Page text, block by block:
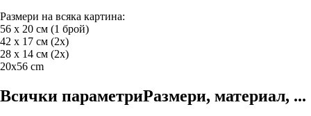
Размери на всяка картина:
56 x 20 см (1 брой)
42 x 17 см (2х)
28 х 14 см (2х)
20x56 cm
Всички параметриРазмери, материал, ...